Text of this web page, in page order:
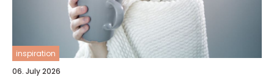
inspiration
06. July 2026